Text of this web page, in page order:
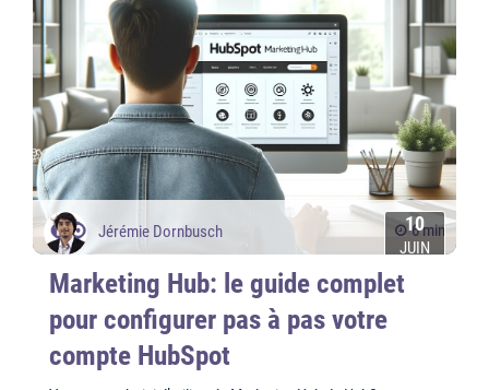
10
JUIN
Jérémie Dornbusch 6 min
Marketing Hub: le guide complet
pour configurer pas à pas votre
compte HubSpot